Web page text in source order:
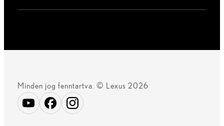
Minden jog fenntartva. © Lexus 2026